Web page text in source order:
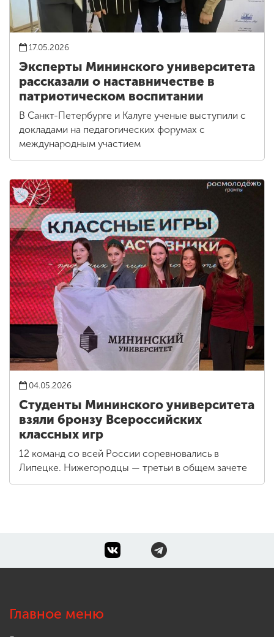
17.05.2026
Эксперты Мининского университета
рассказали о наставничестве в
патриотическом воспитании
В Санкт-Петербурге и Калуге ученые выступили с
докладами на педагогических форумах с
международным участием
04.05.2026
Студенты Мининского университета
взяли бронзу Всероссийских
классных игр
12 команд со всей России соревновались в
Липецке. Нижегородцы — третьи в общем зачете
Главное меню